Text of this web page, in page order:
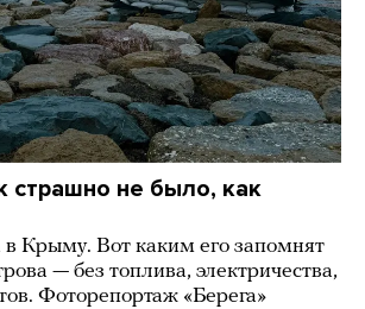
страшно не было, как
в Крыму. Вот каким его запомнят
— без топлива, электричества,
Фоторепортаж «Берега»